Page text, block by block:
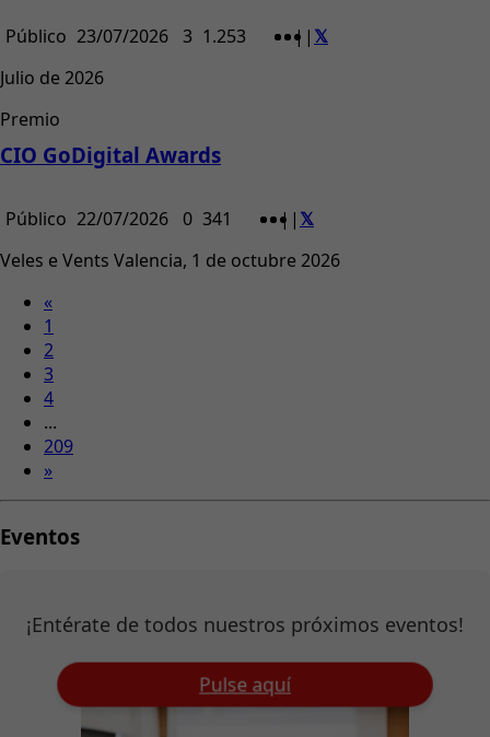
Público 23/07/2026 3 1.253 | |
Julio de 2026
Premio
CIO GoDigital Awards
Público 22/07/2026 0 341 | |
Veles e Vents Valencia, 1 de octubre 2026
«
1
2
3
4
...
209
»
Eventos
¡Entérate de todos nuestros próximos eventos!
Pulse aquí